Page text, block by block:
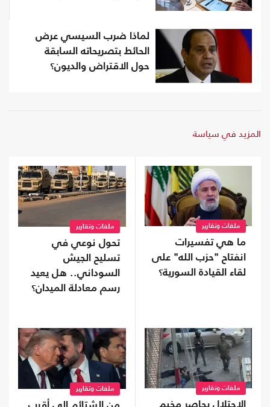
لماذا ضرب السيسي عرض
الحائط بتصريحاته السابقة
حول الاقتراض والديون؟
المزيد في سياسة
ملفات وتقارير
ما هي تفسيرات
انفتاح "حزب الله" على
لقاء القيادة السورية؟
ملفات وتقارير
تحول نوعي في
تسليح الجيش
السوداني.. هل يعيد
رسم معادلة الميدان؟
ملفات وتقارير
الاحتلال يحاصر مخيم
ملفات وتقارير